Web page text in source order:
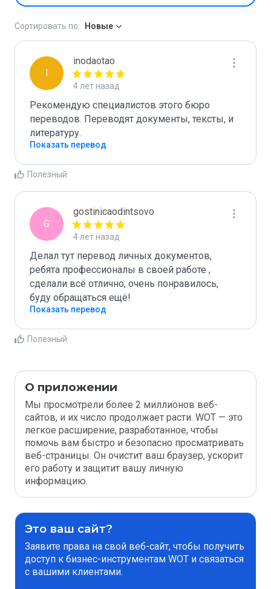
Сортировать по: Новые
I
inodaotao
4 лет назад
Рекомендую специалистов этого бюро
переводов. Переводят документы, тексты, и
литературу.
Показать перевод
Полезный
G
gostinicaodintsovo
4 лет назад
Делал тут перевод личных документов,
ребята профессионалы в своей работе ,
сделали всё отлично, очень понравилось,
буду обращаться ещё!
Показать перевод
Полезный
О приложении
Мы просмотрели более 2 миллионов веб-
сайтов, и их число продолжает расти. WOT — это
легкое расширение, разработанное, чтобы
помочь вам быстро и безопасно просматривать
веб-страницы. Он очистит ваш браузер, ускорит
его работу и защитит вашу личную
информацию.
Это ваш сайт?
Заявите права на свой веб-сайт, чтобы получить
доступ к бизнес-инструментам WOT и связаться
с вашими клиентами.